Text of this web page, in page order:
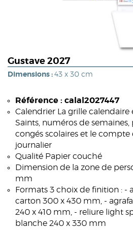
Gustave 2027
Dimensions : 43 x 30 cm
Référence : calal2027447
Calendrier La grille calendaire
Saints, numéros de semaines,
congés scolaires et le
journalier
Qualité Papier couché
Dimension de la zone de
mm
Formats 3 choix de finition : -
carton 300 x 430 mm, -
240 x 410 mm, - reliure light
blanche 240 x 330 mm